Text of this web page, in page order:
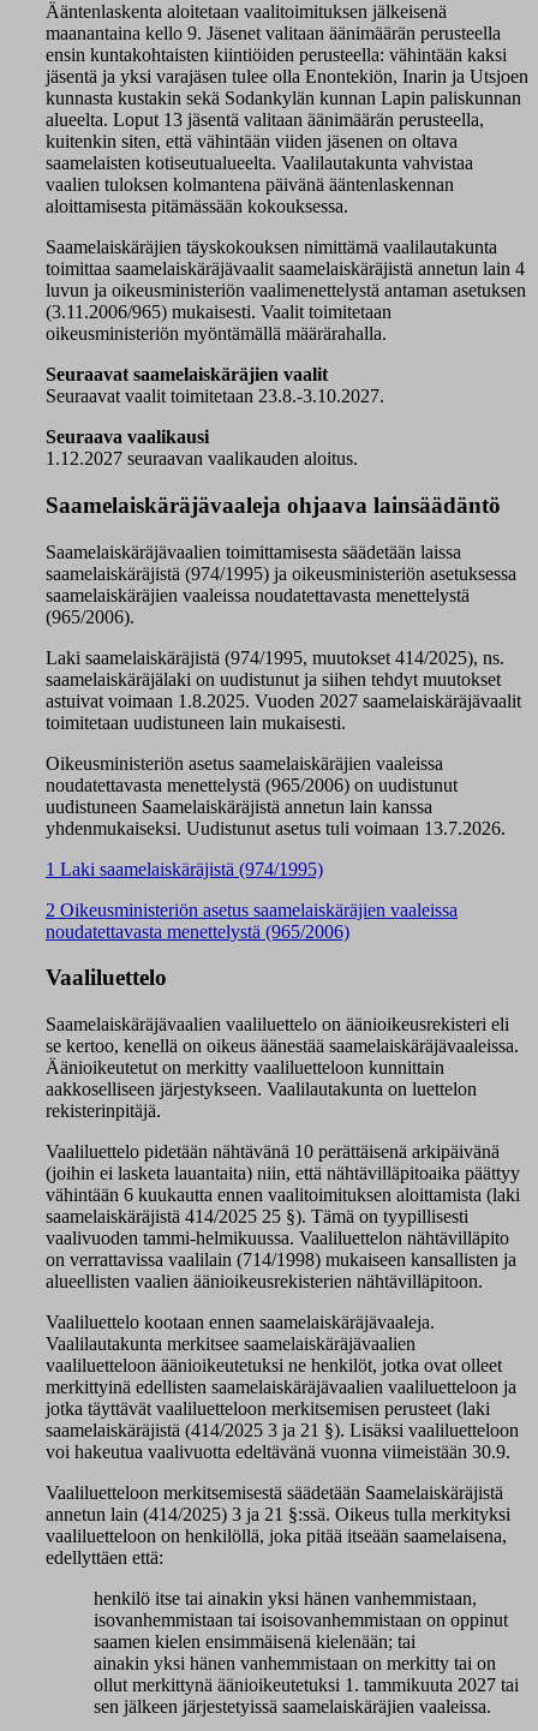
Ääntenlaskenta aloitetaan vaalitoimituksen jälkeisenä
maanantaina kello 9. Jäsenet valitaan äänimäärän perusteella
ensin kuntakohtaisten kiintiöiden perusteella: vähintään kaksi
jäsentä ja yksi varajäsen tulee olla Enontekiön, Inarin ja Utsjoen
kunnasta kustakin sekä Sodankylän kunnan Lapin paliskunnan
alueelta. Loput 13 jäsentä valitaan äänimäärän perusteella,
kuitenkin siten, että vähintään viiden jäsenen on oltava
saamelaisten kotiseutualueelta. Vaalilautakunta vahvistaa
vaalien tuloksen kolmantena päivänä ääntenlaskennan
aloittamisesta pitämässään kokouksessa.
Saamelaiskäräjien täyskokouksen nimittämä vaalilautakunta
toimittaa saamelaiskäräjävaalit saamelaiskäräjistä annetun lain 4
luvun ja oikeusministeriön vaalimenettelystä antaman asetuksen
(3.11.2006/965) mukaisesti. Vaalit toimitetaan
oikeusministeriön myöntämällä määrärahalla.
Seuraavat saamelaiskäräjien vaalit
Seuraavat vaalit toimitetaan 23.8.-3.10.2027.
Seuraava vaalikausi
1.12.2027 seuraavan vaalikauden aloitus.
Saamelaiskäräjävaaleja ohjaava lainsäädäntö
Saamelaiskäräjävaalien toimittamisesta säädetään laissa
saamelaiskäräjistä (974/1995) ja oikeusministeriön asetuksessa
saamelaiskäräjien vaaleissa noudatettavasta menettelystä
(965/2006).
Laki saamelaiskäräjistä (974/1995, muutokset 414/2025), ns.
saamelaiskäräjälaki on uudistunut ja siihen tehdyt muutokset
astuivat voimaan 1.8.2025. Vuoden 2027 saamelaiskäräjävaalit
toimitetaan uudistuneen lain mukaisesti.
Oikeusministeriön asetus saamelaiskäräjien vaaleissa
noudatettavasta menettelystä (965/2006) on uudistunut
uudistuneen Saamelaiskäräjistä annetun lain kanssa
yhdenmukaiseksi. Uudistunut asetus tuli voimaan 13.7.2026.
1 Laki saamelaiskäräjistä (974/1995)
2 Oikeusministeriön asetus saamelaiskäräjien vaaleissa
noudatettavasta menettelystä (965/2006)
Vaaliluettelo
Saamelaiskäräjävaalien vaaliluettelo on äänioikeusrekisteri eli
se kertoo, kenellä on oikeus äänestää saamelaiskäräjävaaleissa.
Äänioikeutetut on merkitty vaaliluetteloon kunnittain
aakkoselliseen järjestykseen. Vaalilautakunta on luettelon
rekisterinpitäjä.
Vaaliluettelo pidetään nähtävänä 10 perättäisenä arkipäivänä
(joihin ei lasketa lauantaita) niin, että nähtävilläpitoaika päättyy
vähintään 6 kuukautta ennen vaalitoimituksen aloittamista (laki
saamelaiskäräjistä 414/2025 25 §). Tämä on tyypillisesti
vaalivuoden tammi-helmikuussa. Vaaliluettelon nähtävilläpito
on verrattavissa vaalilain (714/1998) mukaiseen kansallisten ja
alueellisten vaalien äänioikeusrekisterien nähtävilläpitoon.
Vaaliluettelo kootaan ennen saamelaiskäräjävaaleja.
Vaalilautakunta merkitsee saamelaiskäräjävaalien
vaaliluetteloon äänioikeutetuksi ne henkilöt, jotka ovat olleet
merkittyinä edellisten saamelaiskäräjävaalien vaaliluetteloon ja
jotka täyttävät vaaliluetteloon merkitsemisen perusteet (laki
saamelaiskäräjistä (414/2025 3 ja 21 §). Lisäksi vaaliluetteloon
voi hakeutua vaalivuotta edeltävänä vuonna viimeistään 30.9.
Vaaliluetteloon merkitsemisestä säädetään Saamelaiskäräjistä
annetun lain (414/2025) 3 ja 21 §:ssä. Oikeus tulla merkityksi
vaaliluetteloon on henkilöllä, joka pitää itseään saamelaisena,
edellyttäen että:
henkilö itse tai ainakin yksi hänen vanhemmistaan,
isovanhemmistaan tai isoisovanhemmistaan on oppinut
saamen kielen ensimmäisenä kielenään; tai
ainakin yksi hänen vanhemmistaan on merkitty tai on
ollut merkittynä äänioikeutetuksi 1. tammikuuta 2027 tai
sen jälkeen järjestetyissä saamelaiskäräjien vaaleissa.